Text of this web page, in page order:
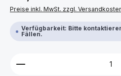
Preise inkl. MwSt. zzgl.
Verfügbarkeit: Bitte
Fällen.
Produkt Anzahl: Gib den